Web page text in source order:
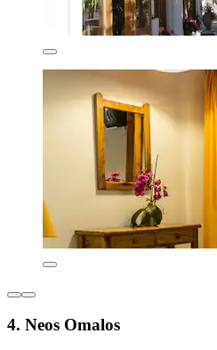
4. Neos Omalos